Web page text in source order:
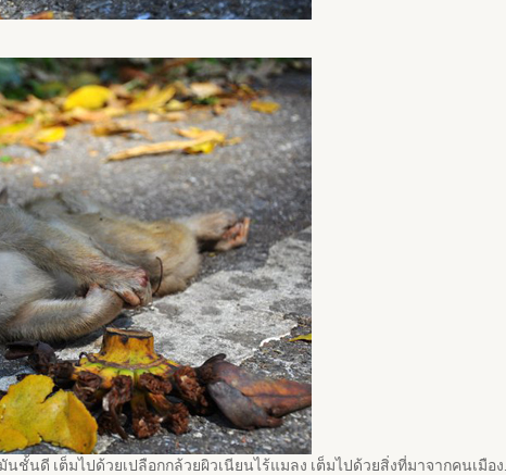
ชั้นดี เต็มไปด้วยเปลือกกล้วยผิวเนียนไร้แมลง เต็มไปด้วยสิ่งที่มาจากคนเมือ